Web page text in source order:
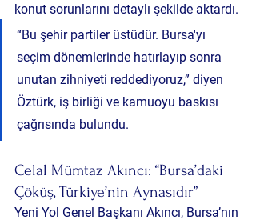
konut sorunlarını detaylı şekilde aktardı.
“Bu şehir partiler üstüdür. Bursa'yı
seçim dönemlerinde hatırlayıp sonra
unutan zihniyeti reddediyoruz,” diyen
Öztürk, iş birliği ve kamuoyu baskısı
çağrısında bulundu.
Celal Mümtaz Akıncı: “Bursa’daki
Çöküş, Türkiye’nin Aynasıdır”
Yeni Yol Genel Başkanı Akıncı, Bursa’nın